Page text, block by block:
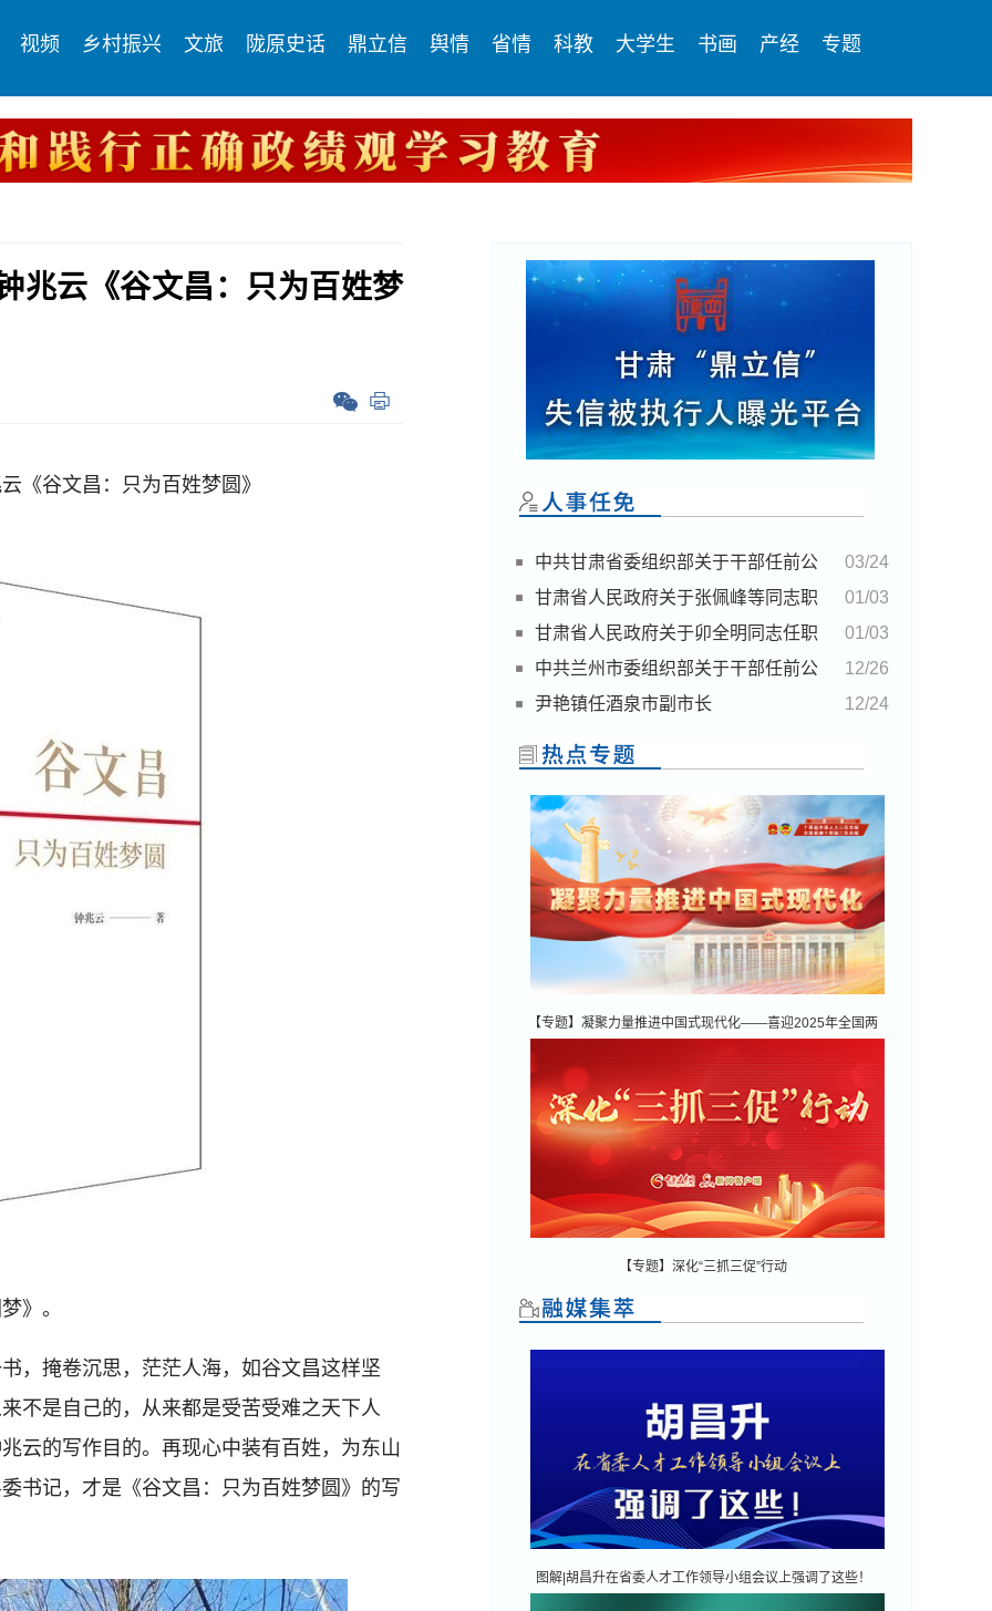
视频 乡村振兴 文旅 陇原史话 鼎立信 舆情 省情 科教 大学生 书画 产经 专题
云《谷文昌：只为百姓梦
谷文昌：只为百姓梦圆》
。
掩卷沉思，茫茫人海，如谷文昌这样坚
不是自己的，从来都是受苦受难之天下人
云的写作目的。再现心中装有百姓，为东山
书记，才是《谷文昌：只为百姓梦圆》的写
03/24
中共甘肃省委组织部关于干部任前公
示的公告
01/03
甘肃省人民政府关于张佩峰等同志职
务任免的通知
01/03
甘肃省人民政府关于卯全明同志任职
的通知
12/26
中共兰州市委组织部关于干部任前公
示的公告
12/24
尹艳镇任酒泉市副市长
【专题】凝聚力量推进中国式现代化——喜迎2025年全国两
【专题】深化“三抓三促”行动
图解|胡昌升在省委人才工作领导小组会议上强调了这些！